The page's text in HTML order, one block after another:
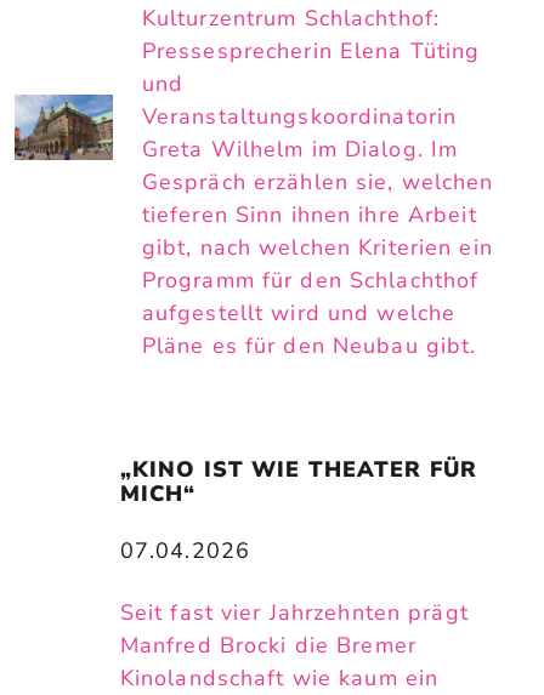
Kulturzentrum Schlachthof:
Pressesprecherin Elena Tüting
und
Veranstaltungskoordinatorin
Greta Wilhelm im Dialog. Im
Gespräch erzählen sie, welchen
tieferen Sinn ihnen ihre Arbeit
gibt, nach welchen Kriterien ein
Programm für den Schlachthof
aufgestellt wird und welche
Pläne es für den Neubau gibt.
„KINO IST WIE THEATER FÜR
MICH“
07.04.2026
Seit fast vier Jahrzehnten prägt
Manfred Brocki die Bremer
Kinolandschaft wie kaum ein